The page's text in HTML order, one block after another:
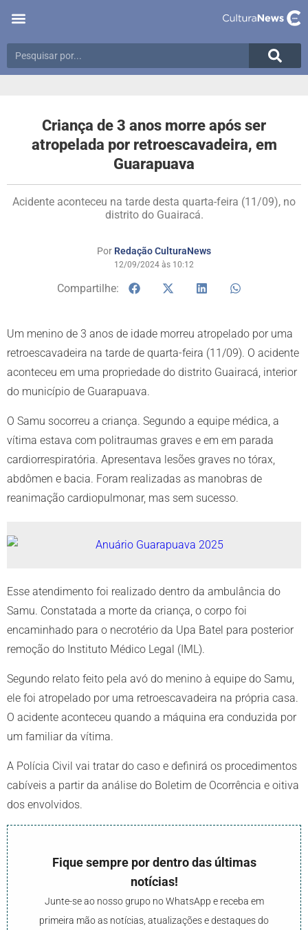
Criança de 3 anos morre após ser
atropelada por retroescavadeira, em
Guarapuava
Acidente aconteceu na tarde desta quarta-feira (11/09), no
distrito do Guairacá.
Por Redação CulturaNews
12/09/2024 às 10:12
Compartilhe:
Um menino de 3 anos de idade morreu atropelado por uma
retroescavadeira na tarde de quarta-feira (11/09). O acidente
aconteceu em uma propriedade do distrito Guairacá, interior
do município de Guarapuava.
O Samu socorreu a criança. Segundo a equipe médica, a
vítima estava com politraumas graves e em em parada
cardiorrespiratória. Apresentava lesões graves no tórax,
abdômen e bacia. Foram realizadas as manobras de
reanimação cardiopulmonar, mas sem sucesso.
Esse atendimento foi realizado dentro da ambulância do
Samu. Constatada a morte da criança, o corpo foi
encaminhado para o necrotério da Upa Batel para posterior
remoção do Instituto Médico Legal (IML).
Segundo relato feito pela avó do menino à equipe do Samu,
ele foi atropelado por uma retroescavadeira na própria casa.
O acidente aconteceu quando a máquina era conduzida por
um familiar da vítima.
A Polícia Civil vai tratar do caso e definirá os procedimentos
cabíveis a partir da análise do Boletim de Ocorrência e oitiva
dos envolvidos.
Fique sempre por dentro das últimas
notícias!
Junte-se ao nosso grupo no WhatsApp e receba em
primeira mão as notícias, atualizações e destaques do